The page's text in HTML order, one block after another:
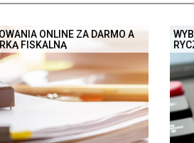
ONLINE ZA DARMO A
FISKALNĄ